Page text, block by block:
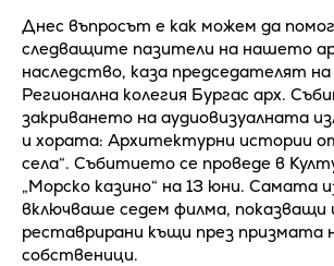
Днес въпросът е как можем да
следващите пазители на нашето
наследство, каза председателят
Регионална колегия Бургас арх.
закриването на аудиовизуалната
и хората: Архитектурни истории
села“. Събитието се проведе в
„Морско казино“ на 13 юни. Самата
включваше седем филма,
реставрирани къщи през призмата
собственици.